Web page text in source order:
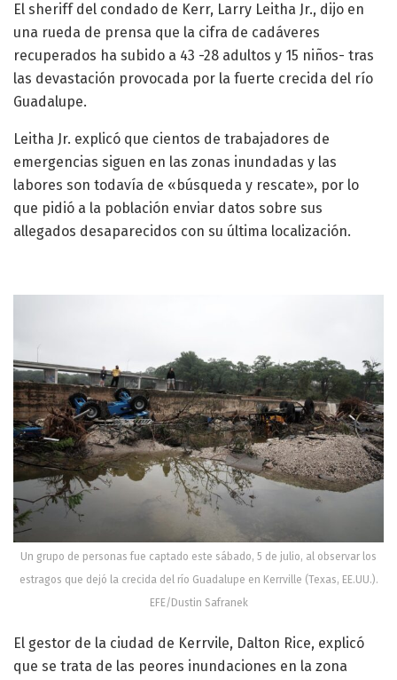
El sheriff del condado de Kerr, Larry Leitha Jr., dijo en
una rueda de prensa que la cifra de cadáveres
recuperados ha subido a 43 -28 adultos y 15 niños- tras
las devastación provocada por la fuerte crecida del río
Guadalupe.
Leitha Jr. explicó que cientos de trabajadores de
emergencias siguen en las zonas inundadas y las
labores son todavía de «búsqueda y rescate», por lo
que pidió a la población enviar datos sobre sus
allegados desaparecidos con su última localización.
Un grupo de personas fue captado este sábado, 5 de julio, al observar los
estragos que dejó la crecida del río Guadalupe en Kerrville (Texas, EE.UU.).
EFE/Dustin Safranek
El gestor de la ciudad de Kerrvile, Dalton Rice, explicó
que se trata de las peores inundaciones en la zona